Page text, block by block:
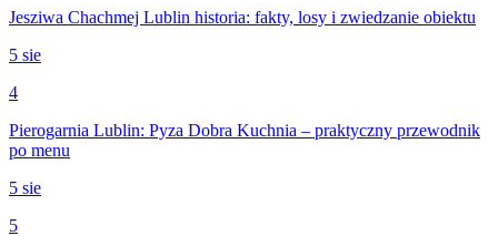
Jesziwa Chachmej Lublin historia: fakty, losy i zwiedzanie obiektu
5 sie
4
Pierogarnia Lublin: Pyza Dobra Kuchnia – praktyczny przewodnik
po menu
5 sie
5